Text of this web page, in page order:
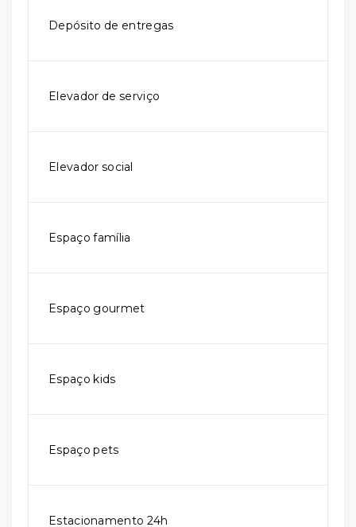
Depósito de entregas
Elevador de serviço
Elevador social
Espaço família
Espaço gourmet
Espaço kids
Espaço pets
Estacionamento 24h